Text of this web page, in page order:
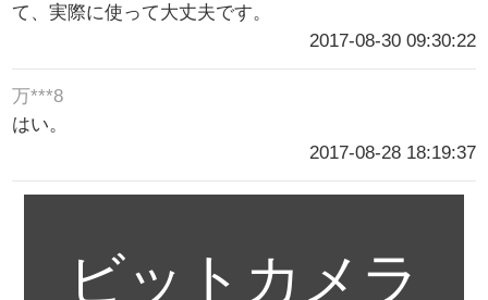
て、実際に使って大丈夫です。
2017-08-30 09:30:22
万***8
はい。
2017-08-28 18:19:37
ビットカメラ